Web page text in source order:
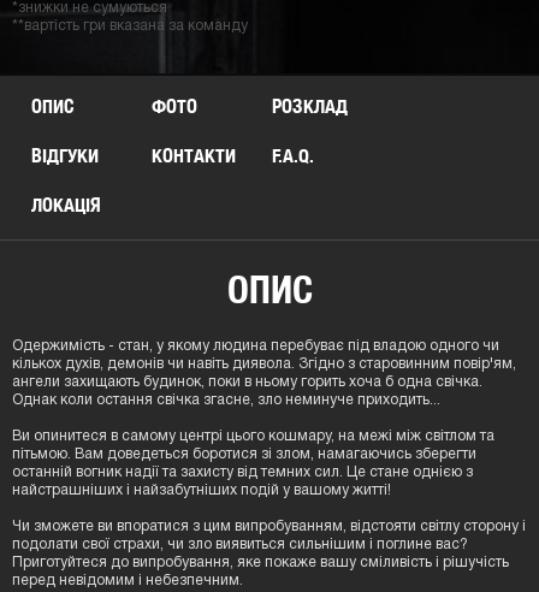
*знижки не сумуються
**вартість гри вказана за команду
ОПИС ФОТО РОЗКЛАД
ВІДГУКИ КОНТАКТИ F.A.Q.
ЛОКАЦIЯ
ОПИС
Одержимість - стан, у якому людина перебуває під владою одного чи
кількох духів, демонів чи навіть диявола. Згідно з старовинним повір'ям,
ангели захищають будинок, поки в ньому горить хоча б одна свічка.
Однак коли остання свічка згасне, зло неминуче приходить...
Ви опинитеся в самому центрі цього кошмару, на межі між світлом та
пітьмою. Вам доведеться боротися зі злом, намагаючись зберегти
останній вогник надії та захисту від темних сил. Це стане однією з
найстрашніших і найзабутніших подій у вашому житті!
Чи зможете ви впоратися з цим випробуванням, відстояти світлу сторону і
подолати свої страхи, чи зло виявиться сильнішим і поглине вас?
Приготуйтеся до випробування, яке покаже вашу сміливість і рішучість
перед невідомим і небезпечним.